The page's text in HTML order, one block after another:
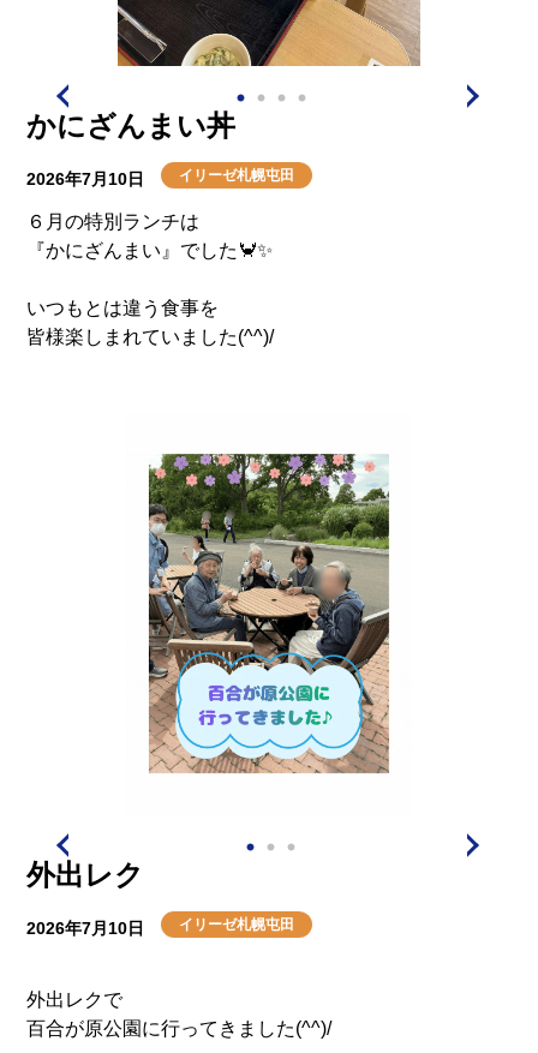
かにざんまい丼
2026年7月10日 イリーゼ札幌屯田
６月の特別ランチは
『かにざんまい』でした🦀✨
いつもとは違う食事を
皆様楽しまれていました(^^)/
外出レク
2026年7月10日 イリーゼ札幌屯田
外出レクで
百合が原公園に行ってきました(^^)/